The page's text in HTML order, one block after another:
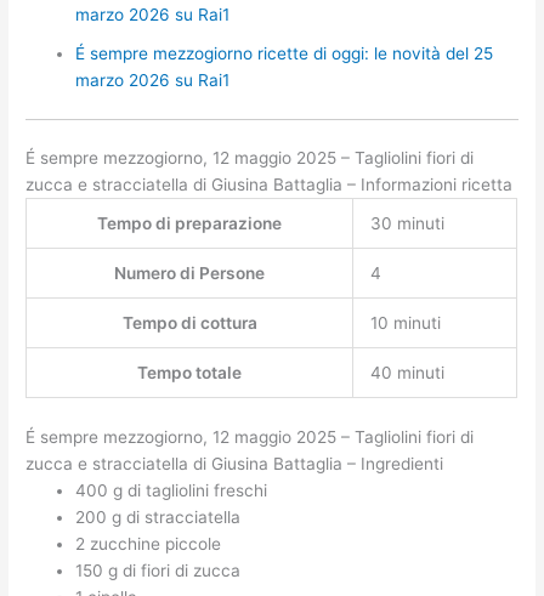
marzo 2026 su Rai1
É sempre mezzogiorno ricette di oggi: le novità del 25
marzo 2026 su Rai1
É sempre mezzogiorno, 12 maggio 2025 – Tagliolini fiori di
zucca e stracciatella di Giusina Battaglia – Informazioni ricetta
Tempo di preparazione
30 minuti
Numero di Persone 4
Tempo di cottura 10 minuti
Tempo totale 40 minuti
É sempre mezzogiorno, 12 maggio 2025 – Tagliolini fiori di
zucca e stracciatella di Giusina Battaglia – Ingredienti
400 g di tagliolini freschi
200 g di stracciatella
2 zucchine piccole
150 g di fiori di zucca